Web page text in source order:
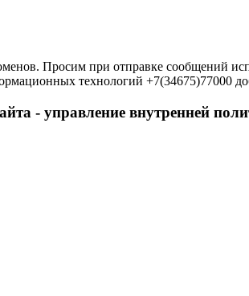
Просим при отправке сообщений
технологий +7(34675)77000
- управление внутренней